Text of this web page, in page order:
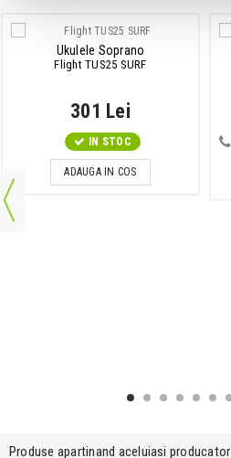
Ukulele Soprano
Flight TUS25 SURF
301 Lei
IN STOC
ADAUGA IN COS
Produse apartinand aceluiasi producator